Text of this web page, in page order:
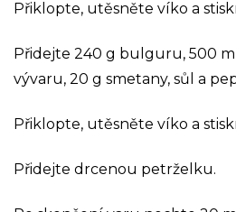
Přiklopte, utěsněte víko a
Přidejte 240 g bulguru, 500
vývaru, 20 g smetany, sůl a
Přiklopte, utěsněte víko a
Přidejte drcenou petrželku.